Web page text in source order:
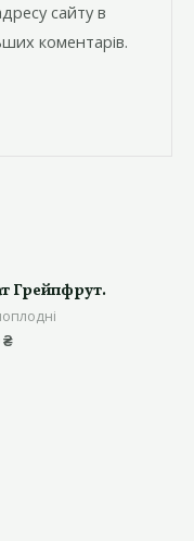
сайту в
коментарів.
Грейпфрут.
₴